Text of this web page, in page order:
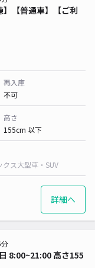
【普通車】【ご利
再入庫
不可
高さ
155cm 以下
クス大型車・SUV
詳細へ
8:00~21:00 高さ155